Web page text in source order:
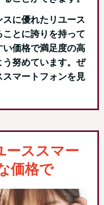
に優れたリユース
とに誇りを持って
価格で満足度の高
努めています。ぜ
マートフォンを見
ーススマー
価格で